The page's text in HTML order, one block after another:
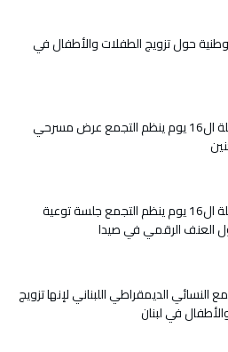
حول تزويج الطفلات والأطفال في
ضمن حملة ال16 يوم ينظم التجمع عرض مسرحي
ضمن حملة ال16 يوم ينظم التجمع جلسة توعية
العنف الرقمي في صيدا
النسائي الديمقراطي اللبناني لإنها تزويج
في لبنان